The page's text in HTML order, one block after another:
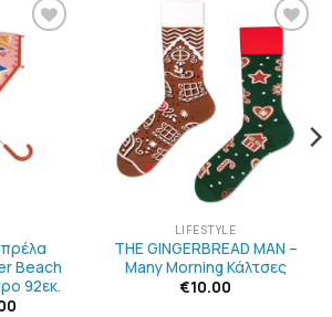
Beach
92εκ.
Η
ΠΡΟΣΘΉΚΗ
ΣΤΗΝ
ΛΊΣΤΑ
ΕΠΙΘΥΜΙΏΝ
LIFESTYLE
THE GINGERBREAD MAN –
Many Morning Κάλτσες
€10.00